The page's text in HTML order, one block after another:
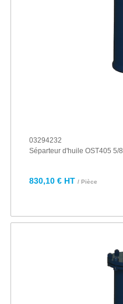
03294232
Séparteur d'huile OST405 5/8
830,10 € HT / Pièce